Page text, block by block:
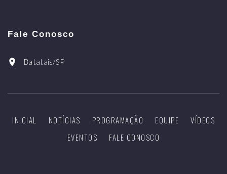
Fale Conosco
Batatais/SP
INICIAL NOTÍCIAS PROGRAMAÇÃO EQUIPE
VÍDEOS
EVENTOS
FALE CONOSCO